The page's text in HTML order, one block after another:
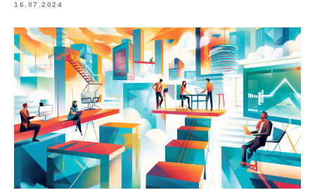
16.07.2024